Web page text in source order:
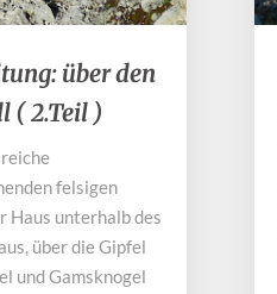
über den
( 2.Teil )
felsigen
Haus unterhalb des
über die Gipfel
und Gamsknogel